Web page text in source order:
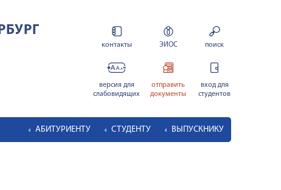
контакты ЭИОС поиск
версия для
слабовидящих
отправить
документы
вход для
студентов
АБИТУРИЕНТУ СТУДЕНТУ ВЫПУСКНИКУ